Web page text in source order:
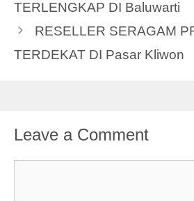
TERLENGKAP DI Baluwarti
RESELLER SERAGAM
TERDEKAT DI Pasar Kliwon
Leave a Comment